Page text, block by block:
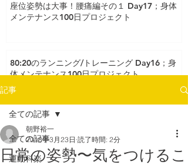
座位姿勢は大事！腰痛編その１ Day17；身体
メンテナンス100日プロジェクト
80:20のランニング/トレーニング Day16；身
体メンテナンス100日プロジェクト
記事
全ての記事
運動科楽
全ての記事
日常の姿勢〜気をつけるこ
朝野裕一
2018年3月23日 読了時間: 2分